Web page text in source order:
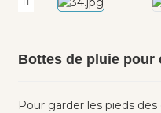
Bottes de pluie pour
Pour garder les pieds